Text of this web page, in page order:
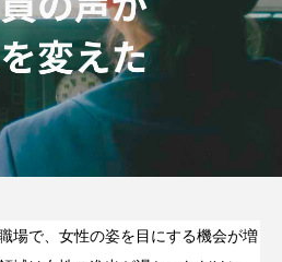
場で、女性の姿を目にする機会が増